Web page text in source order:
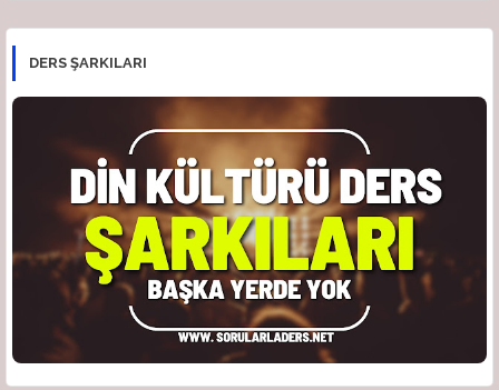
DERS ŞARKILARI